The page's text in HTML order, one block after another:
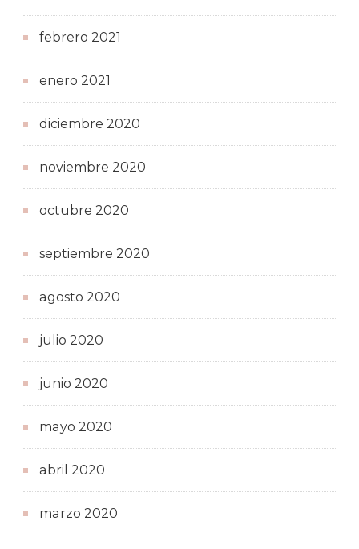
febrero 2021
enero 2021
diciembre 2020
noviembre 2020
octubre 2020
septiembre 2020
agosto 2020
julio 2020
junio 2020
mayo 2020
abril 2020
marzo 2020